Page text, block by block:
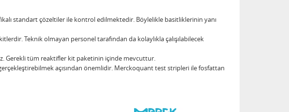
standart çözeltiler ile kontrol edilmektedir. Böylelikle basitliklerinin yanı
Teknik olmayan personel tarafından da kolaylıkla çalışılabilecek
Gerekli tüm reaktifler kit paketinin içinde mevcuttur.
açısından önemlidir. Merckoquant test stripleri ile fosfattan